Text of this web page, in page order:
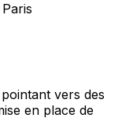
vers des
en place de